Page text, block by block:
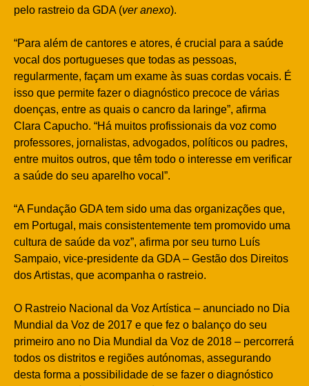
pelo rastreio da GDA (ver anexo).
“Para além de cantores e atores, é crucial para a saúde
vocal dos portugueses que todas as pessoas,
regularmente, façam um exame às suas cordas vocais. É
isso que permite fazer o diagnóstico precoce de várias
doenças, entre as quais o cancro da laringe”, afirma
Clara Capucho. “Há muitos profissionais da voz como
professores, jornalistas, advogados, políticos ou padres,
entre muitos outros, que têm todo o interesse em verificar
a saúde do seu aparelho vocal”.
“A Fundação GDA tem sido uma das organizações que,
em Portugal, mais consistentemente tem promovido uma
cultura de saúde da voz”, afirma por seu turno Luís
Sampaio, vice-presidente da GDA – Gestão dos Direitos
dos Artistas, que acompanha o rastreio.
O Rastreio Nacional da Voz Artística – anunciado no Dia
Mundial da Voz de 2017 e que fez o balanço do seu
primeiro ano no Dia Mundial da Voz de 2018 – percorrerá
todos os distritos e regiões autónomas, assegurando
desta forma a possibilidade de se fazer o diagnóstico